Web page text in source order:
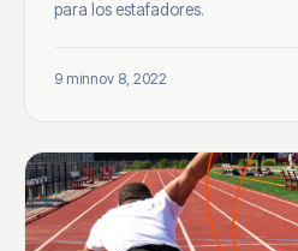
para los estafadores.
9 minnov 8, 2022